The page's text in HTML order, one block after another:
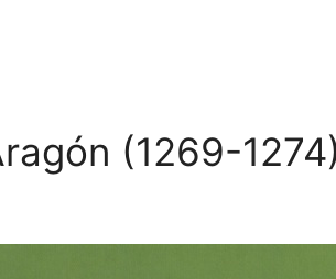
(1269-